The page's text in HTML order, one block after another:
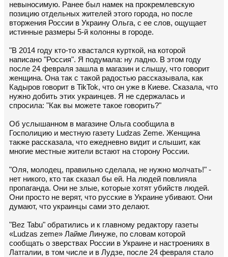
невыносимую. Ранее был намек на прокремлевскую
позицию отдельных жителей этого города, но после
вторжения России в Украину Ольга, с ее слов, ощущает
истинные размеры 5-й колонны в городе.
"В 2014 году кто-то хвастался курткой, на которой
написано "Россия". Я подумала: ну ладно. В этом году
после 24 февраля зашла в магазин и слышу, что говорит
женщина. Она так с такой радостью рассказывала, как
Кадыров говорит в TikTok, что он уже в Киеве. Сказала, что
нужно добить этих украинцев. Я не сдержалась и
спросила: "Как вы можете такое говорить?"
Об услышанном в магазине Ольга сообщила в
Госполицию и местную газету Ludzas Zeme. Женщина
также рассказала, что ежедневно видит и слышит, как
многие местные жители встают на сторону России.
"Оля, молодец, правильно сделала, не нужно молчать!" -
нет никого, кто так сказал бы ей. На людей повлияла
пропаганда. Они не злые, которые хотят убийств людей.
Они просто не верят, что русские в Украине убивают. Они
думают, что украинцы сами это делают.
"Bez Tabu" обратились и к главному редактору газеты
«Ludzas zeme» Лайме Линуже, по словам которой
сообщать о зверствах России в Украине и настроениях в
Латгалии, в том числе и в Лудзе, после 24 февраля стало